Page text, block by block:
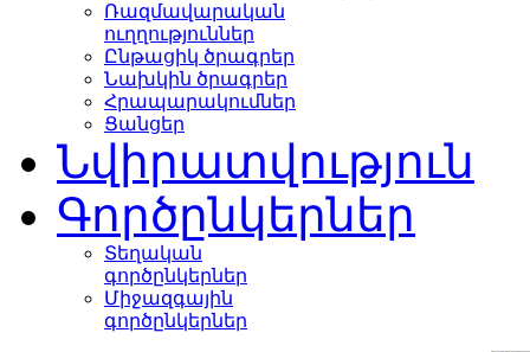
Ռազմավարական
ուղղություններ
Ընթացիկ ծրագրեր
Նախկին ծրագրեր
Հրապարակումներ
Ցանցեր
Նվիրատվություն
Գործընկերներ
Տեղական
գործընկերներ
Միջազգային
գործընկերներ